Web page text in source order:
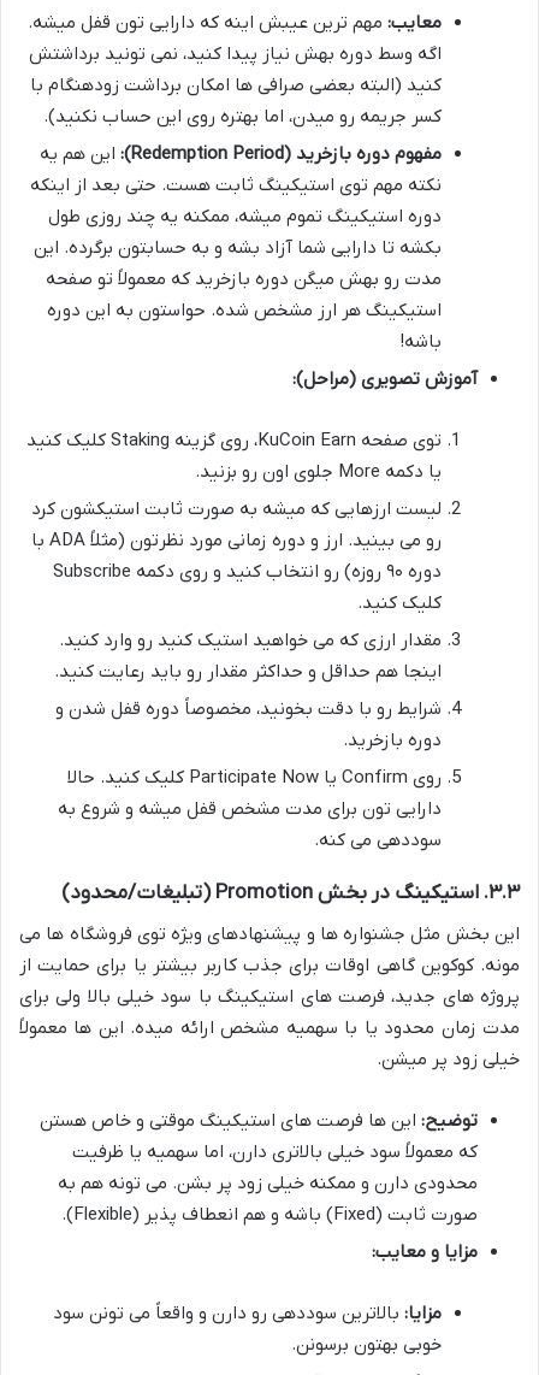
معایب: مهم ترین عیبش اینه که دارایی تون قفل میشه.
اگه وسط دوره بهش نیاز پیدا کنید، نمی تونید برداشتش
کنید (البته بعضی صرافی ها امکان برداشت زودهنگام با
کسر جریمه رو میدن، اما بهتره روی این حساب نکنید).
مفهوم دوره بازخرید (Redemption Period):
این هم یه
نکته مهم توی استیکینگ ثابت هست. حتی بعد از اینکه
دوره استیکینگ تموم میشه، ممکنه یه چند روزی طول
بکشه تا دارایی شما آزاد بشه و به حسابتون برگرده. این
مدت رو بهش میگن دوره بازخرید که معمولاً تو صفحه
استیکینگ هر ارز مشخص شده. حواستون به این دوره
باشه!
آموزش تصویری (مراحل):
توی صفحه KuCoin Earn، روی گزینه Staking کلیک کنید
یا دکمه More جلوی اون رو بزنید.
لیست ارزهایی که میشه به صورت ثابت استیکشون کرد
رو می بینید. ارز و دوره زمانی مورد نظرتون (مثلاً ADA با
دوره ۹۰ روزه) رو انتخاب کنید و روی دکمه Subscribe
کلیک کنید.
مقدار ارزی که می خواهید استیک کنید رو وارد کنید.
اینجا هم حداقل و حداکثر مقدار رو باید رعایت کنید.
شرایط رو با دقت بخونید، مخصوصاً دوره قفل شدن و
دوره بازخرید.
روی Confirm یا Participate Now کلیک کنید. حالا
دارایی تون برای مدت مشخص قفل میشه و شروع به
سوددهی می کنه.
۳.۳. استیکینگ در بخش Promotion (تبلیغات/محدود)
این بخش مثل جشنواره ها و پیشنهادهای ویژه توی فروشگاه ها می
مونه. کوکوین گاهی اوقات برای جذب کاربر بیشتر یا برای حمایت از
پروژه های جدید، فرصت های استیکینگ با سود خیلی بالا ولی برای
مدت زمان محدود یا با سهمیه مشخص ارائه میده. این ها معمولاً
خیلی زود پر میشن.
توضیح: این ها فرصت های استیکینگ موقتی و خاص هستن
که معمولاً سود خیلی بالاتری دارن، اما سهمیه یا ظرفیت
محدودی دارن و ممکنه خیلی زود پر بشن. می تونه هم به
صورت ثابت (Fixed) باشه و هم انعطاف پذیر (Flexible).
مزایا و معایب:
مزایا: بالاترین سوددهی رو دارن و واقعاً می تونن سود
خوبی بهتون برسونن.